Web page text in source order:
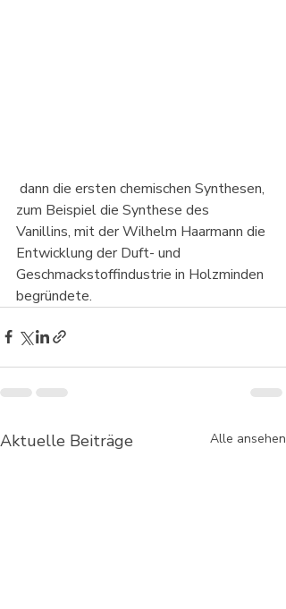
zum Beispiel die Synthese des
Vanillins, mit der Wilhelm Haarmann die
Entwicklung der Duft- und
Geschmackstoffindustrie in Holzminden
begründete.
Aktuelle Beiträge Alle ansehen